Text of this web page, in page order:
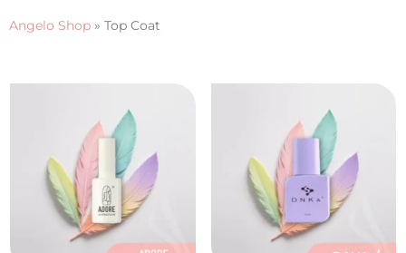
Angelo Shop » Top Coat